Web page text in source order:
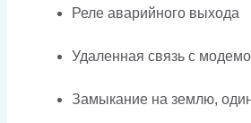
Реле аварийного выхода
Удаленная связь с
Замыкание на землю,